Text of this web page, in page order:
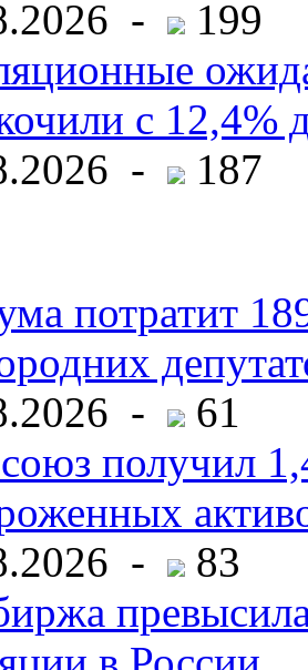
-
199
с 12,4%
-
187
потратит
-
61
получил
-
83